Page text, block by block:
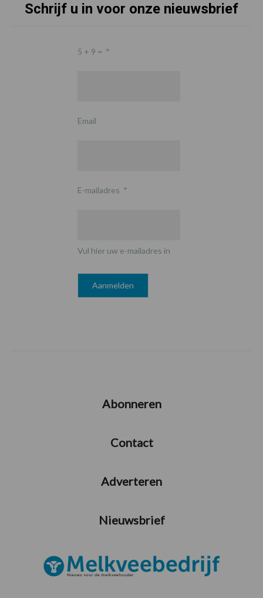
Schrijf u in voor onze nieuwsbrief
5 + 9 = *
Email
E-mailadres *
Vul hier uw e-mailadres in
Abonneren
Contact
Adverteren
Nieuwsbrief